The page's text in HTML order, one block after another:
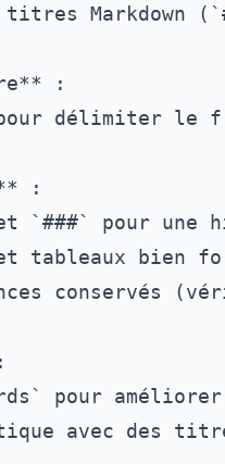
Markdown
:
délimiter le
:
`###` pour une
tableaux bien
conservés
pour
avec des